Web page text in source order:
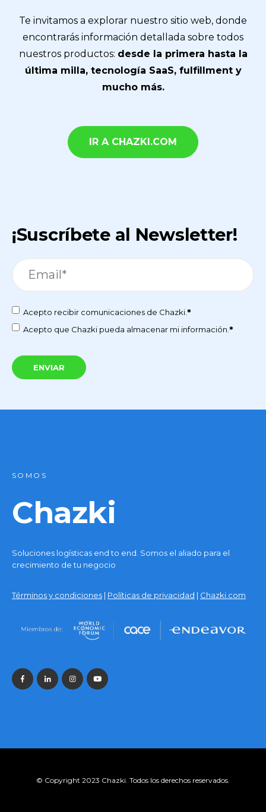
Te invitamos a explorar nuestro sitio web, donde
encontrarás información detallada sobre todos
nuestros productos: desde la primera hasta la
última milla, tecnología SaaS, fulfillment y
mucho más.
IR A CHAZKI.COM
¡Suscríbete al Newsletter!
Acepto recibir comunicaciones de Chazki.*
Acepto que Chazki pueda almacenar mi información. *
SOMOS
Chazki
Soluciones logísticas end to end. Somos el aliado para el
crecimiento de tu negocio
Términos y condiciones | Políticas de privacidad | Chazki.com
© Copyright 2023 Chazki. Todos los derechos reservados.